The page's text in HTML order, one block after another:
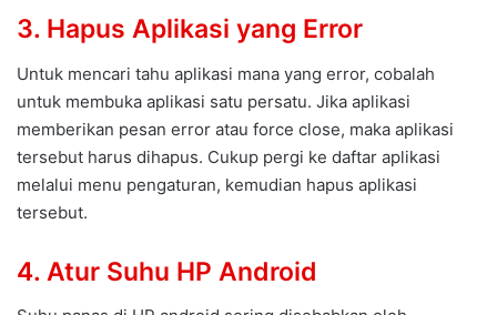
3. Hapus Aplikasi yang Error
Untuk mencari tahu aplikasi mana yang error, cobalah
untuk membuka aplikasi satu persatu. Jika aplikasi
memberikan pesan error atau force close, maka aplikasi
tersebut harus dihapus. Cukup pergi ke daftar aplikasi
melalui menu pengaturan, kemudian hapus aplikasi
tersebut.
4. Atur Suhu HP Android